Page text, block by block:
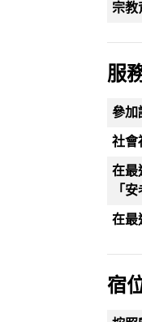
宗教
服
參加
社會
在最
「
在最
宿